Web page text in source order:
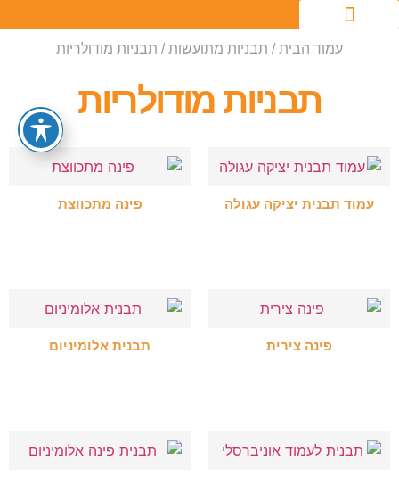
עמוד הבית/ תבניות מתועשות/ תבניות מודולריות
תבניות מודולריות
עמוד תבנית יציקה עגולה פינה מתכווצת
פינה צירית תבנית אלומיניום